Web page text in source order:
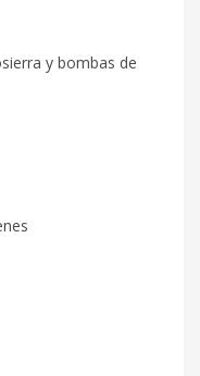
y bombas de